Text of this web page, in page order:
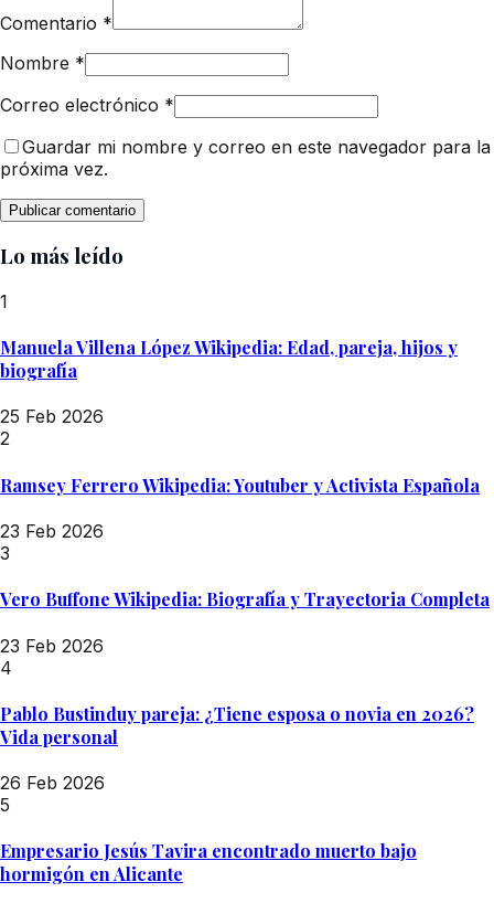
Comentario *
Nombre *
Correo electrónico *
Guardar mi nombre y correo en este navegador para la
próxima vez.
Lo más leído
1
Manuela Villena López Wikipedia: Edad, pareja, hijos y
biografía
25 Feb 2026
2
Ramsey Ferrero Wikipedia: Youtuber y Activista Española
23 Feb 2026
3
Vero Buffone Wikipedia: Biografía y Trayectoria Completa
23 Feb 2026
4
Pablo Bustinduy pareja: ¿Tiene esposa o novia en 2026?
Vida personal
26 Feb 2026
5
Empresario Jesús Tavira encontrado muerto bajo
hormigón en Alicante